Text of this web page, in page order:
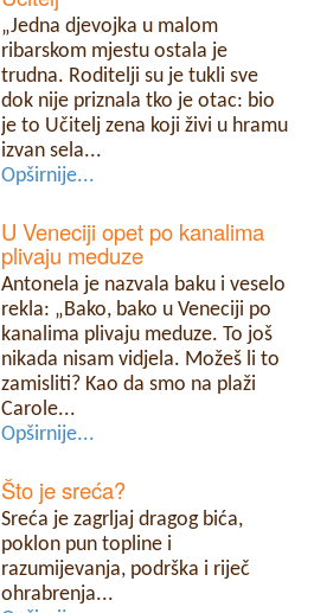
„Jedna djevojka u malom
ribarskom mjestu ostala je
trudna. Roditelji su je tukli sve
dok nije priznala tko je otac: bio
je to Učitelj zena koji živi u hramu
izvan sela...
Opširnije...
U Veneciji opet po kanalima
plivaju meduze
Antonela je nazvala baku i veselo
rekla: „Bako, bako u Veneciji po
kanalima plivaju meduze. To još
nikada nisam vidjela. Možeš li to
zamisliti? Kao da smo na plaži
Carole...
Opširnije...
Što je sreća?
Sreća je zagrljaj dragog bića,
poklon pun topline i
razumijevanja, podrška i riječ
ohrabrenja...